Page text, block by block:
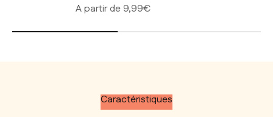
Prix de vente
A partir de 9,99€
Caractéristiques